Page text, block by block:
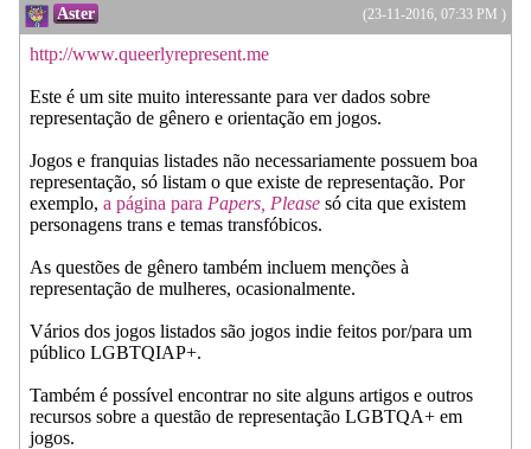
(23-11-2016, 07:33 PM )
Aster
http://www.queerlyrepresent.me
Este é um site muito interessante para ver dados sobre
representação de gênero e orientação em jogos.
Jogos e franquias listades não necessariamente possuem boa
representação, só listam o que existe de representação. Por
exemplo, a página para Papers, Please só cita que existem
personagens trans e temas transfóbicos.
As questões de gênero também incluem menções à
representação de mulheres, ocasionalmente.
Vários dos jogos listados são jogos indie feitos por/para um
público LGBTQIAP+.
Também é possível encontrar no site alguns artigos e outros
recursos sobre a questão de representação LGBTQA+ em
jogos.